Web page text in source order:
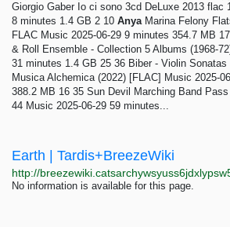
Giorgio Gaber Io ci sono 3cd DeLuxe 2013 flac
8 minutes 1.4 GB 2 10 AnyaMarina Felony
FLAC Music 2025-06-29 9 minutes 354.7 MB
& Roll Ensemble - Collection 5 Albums (1968-
31 minutes 1.4 GB 25 36 Biber - Violin Sonatas
Musica Alchemica (2022) [FLAC] Music 2025-
388.2 MB 16 35 Sun Devil Marching Band
44 Music 2025-06-29 59 minutes...
Earth | Tardis+BreezeWiki
No information is available for this page.